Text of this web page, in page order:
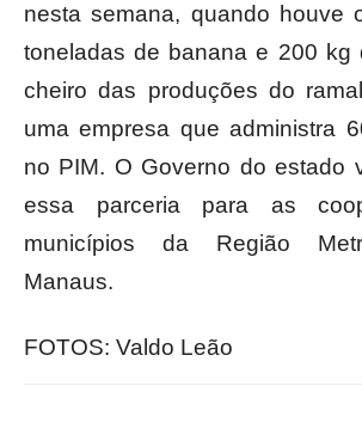
nesta semana, quando houve
toneladas de banana e 200 kg
cheiro das produções do
uma empresa que administra
no PIM. O Governo do estado
essa parceria para as
municípios da Região
Manaus.
FOTOS: Valdo Leão